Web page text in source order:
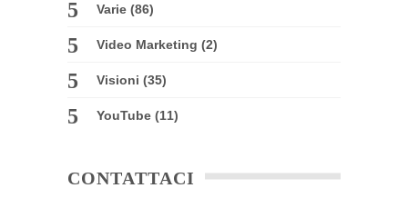
Varie (86)
Video Marketing (2)
Visioni (35)
YouTube (11)
CONTATTACI